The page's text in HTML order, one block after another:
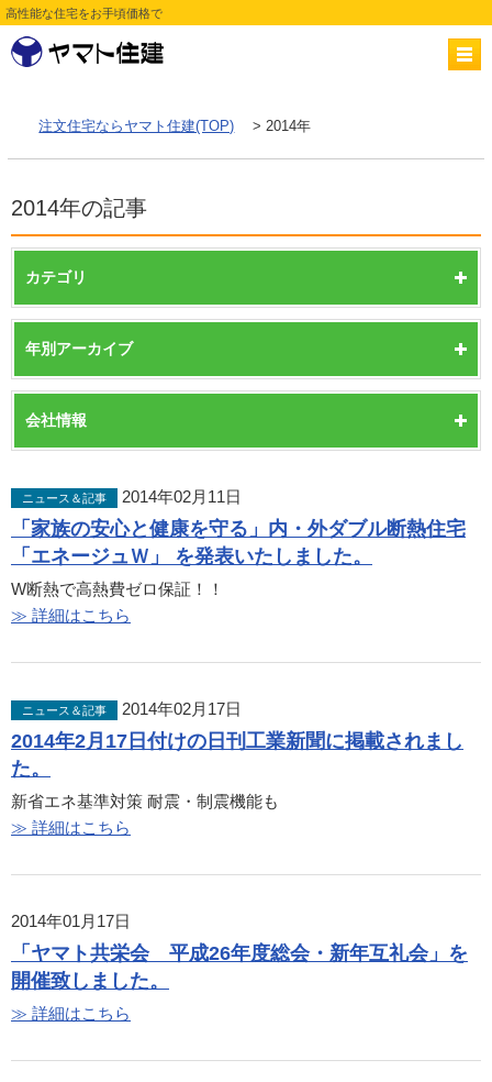
高性能な住宅をお手頃価格で
注文住宅ならヤマト住建(TOP) > 2014年
2014年の記事
カテゴリ
年別アーカイブ
会社情報
ニュース＆記事 2014年02月11日
「家族の安心と健康を守る」内・外ダブル断熱住宅
「エネージュＷ」 を発表いたしました。
W断熱で高熱費ゼロ保証！！
≫ 詳細はこちら
ニュース＆記事 2014年02月17日
2014年2月17日付けの日刊工業新聞に掲載されまし
た。
新省エネ基準対策 耐震・制震機能も
≫ 詳細はこちら
2014年01月17日
「ヤマト共栄会 平成26年度総会・新年互礼会」を
開催致しました。
≫ 詳細はこちら